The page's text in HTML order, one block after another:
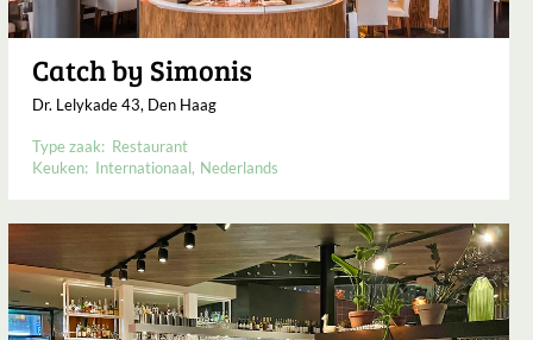
Catch by Simonis
Dr. Lelykade 43, Den Haag
Type zaak: Restaurant
Keuken: Internationaal Nederlands